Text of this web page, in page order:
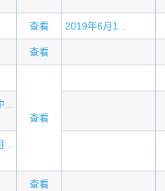
查看 2019年6月1...
查看
查看
...
...
查看